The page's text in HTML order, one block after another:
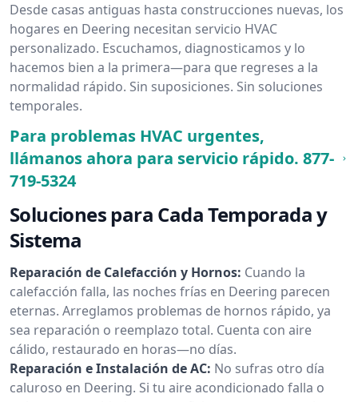
Desde casas antiguas hasta construcciones nuevas, los
hogares en Deering necesitan servicio HVAC
personalizado. Escuchamos, diagnosticamos y lo
hacemos bien a la primera—para que regreses a la
normalidad rápido. Sin suposiciones. Sin soluciones
temporales.
Para problemas HVAC urgentes,
llámanos ahora para servicio rápido. 877-
719-5324
Soluciones para Cada Temporada y
Sistema
Reparación de Calefacción y Hornos: Cuando la
calefacción falla, las noches frías en Deering parecen
eternas. Arreglamos problemas de hornos rápido, ya
sea reparación o reemplazo total. Cuenta con aire
cálido, restaurado en horas—no días.
Reparación e Instalación de AC: No sufras otro día
caluroso en Deering. Si tu aire acondicionado falla o